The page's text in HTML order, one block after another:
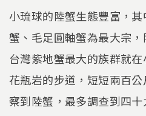
小琉球的陸蟹生態豐富，
蟹、毛足圓軸蟹為最大宗，
台灣紫地蟹最大的族群就
花瓶岩的步道，短短兩百
察到陸蟹，最多調查到四十